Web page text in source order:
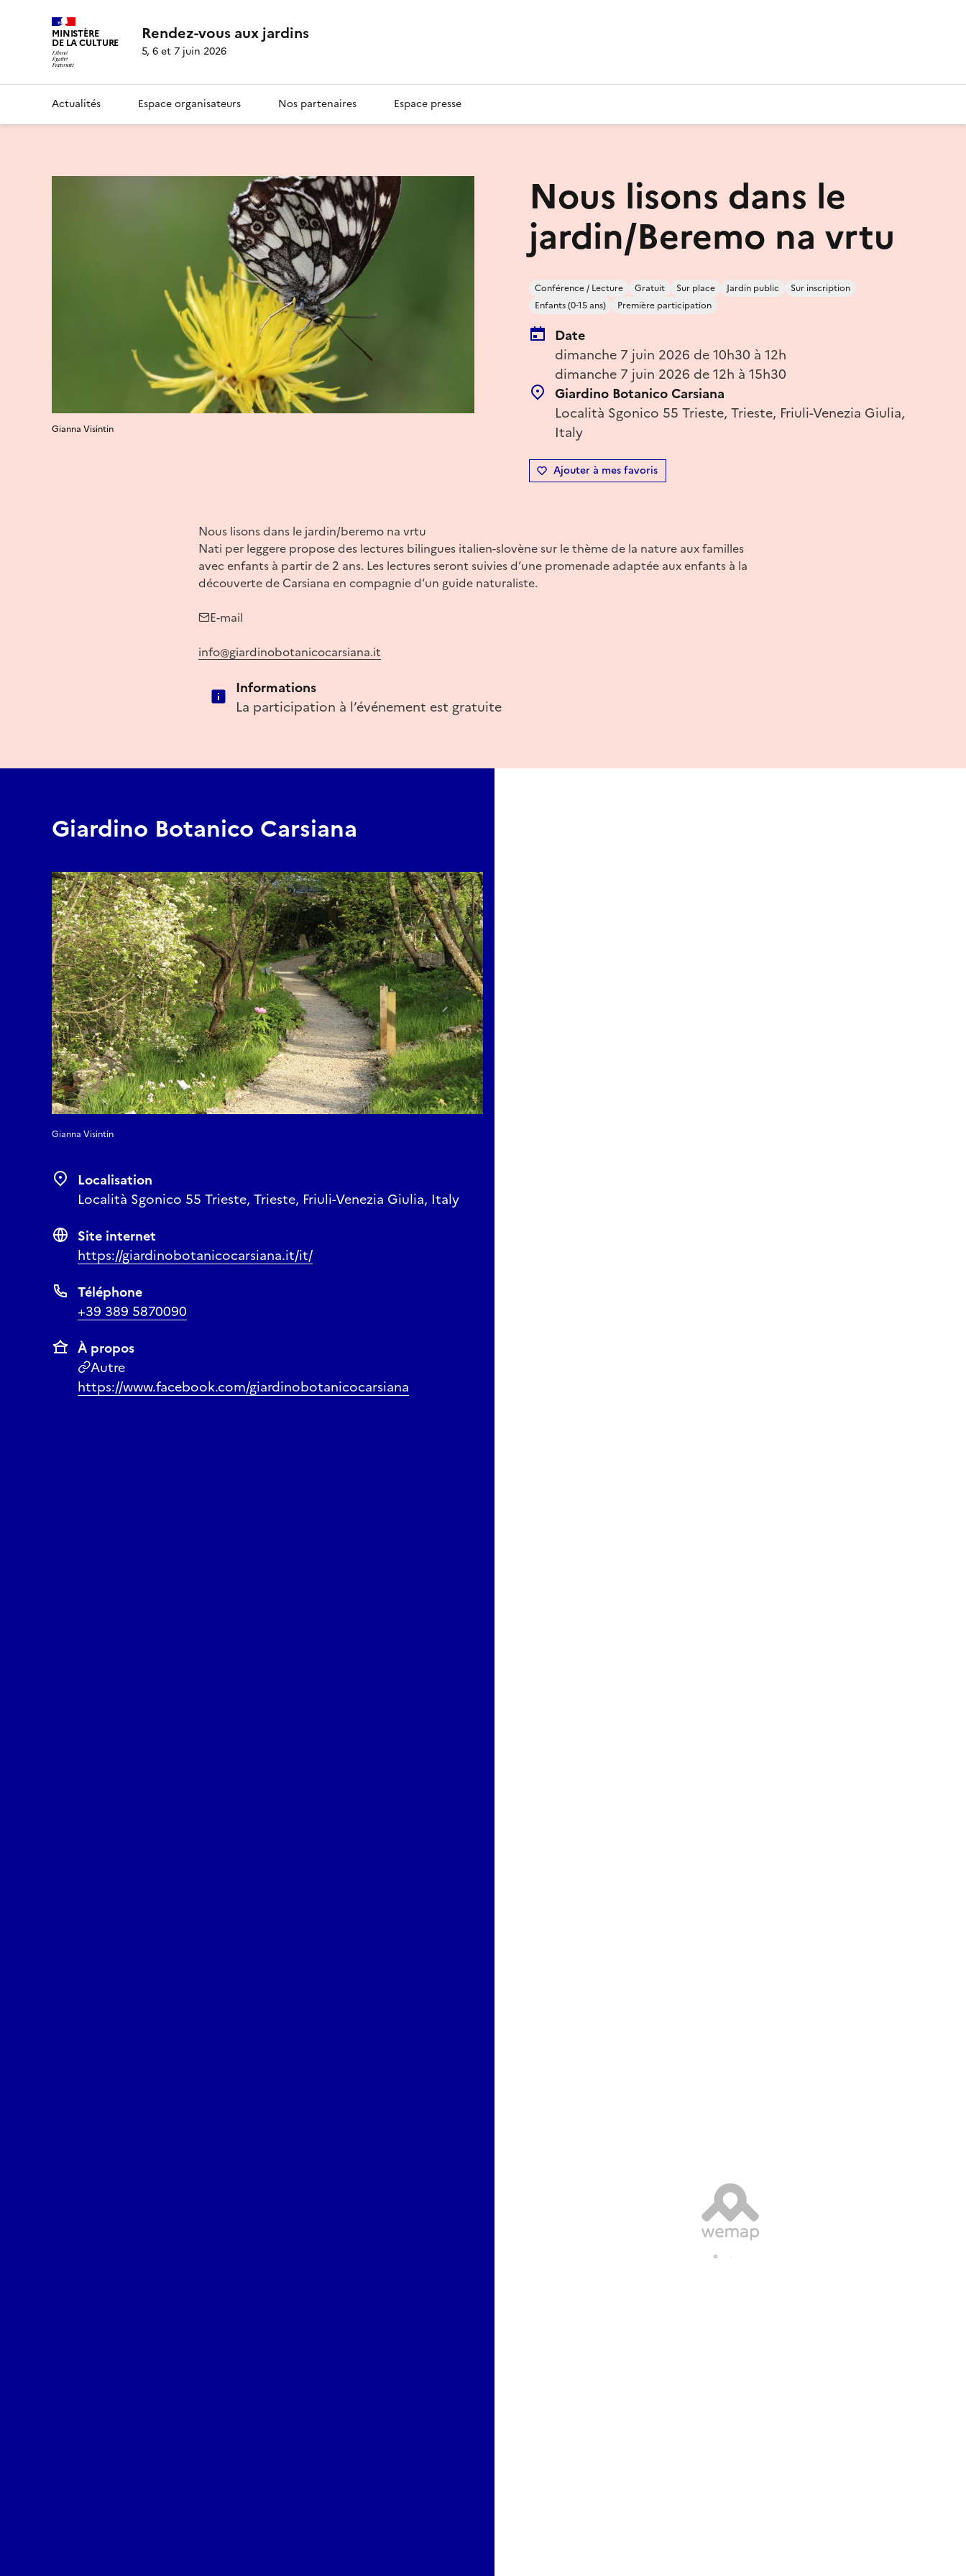
MINISTÈRE
DE LA CULTURE Rendez-vous aux jardins
5, 6 et 7 juin 2026
Actualités Espace organisateurs Nos partenaires Espace presse
Nous lisons dans le
jardin/Beremo na vrtu
Conférence / Lecture Gratuit Sur place Jardin public
Sur inscription
Enfants (0-15 ans)
Première participation
Date
dimanche 7 juin 2026 de 10h30 à 12h
dimanche 7 juin 2026 de 12h à 15h30
Giardino Botanico Carsiana
Località Sgonico 55 Trieste, Trieste, Friuli-Venezia Giulia,
Italy
Ajouter à mes favoris
Gianna Visintin
Nous lisons dans le jardin/beremo na vrtu
Nati per leggere propose des lectures bilingues italien-slovène sur le thème de la nature aux familles
avec enfants à partir de 2 ans. Les lectures seront suivies d’une promenade adaptée aux enfants à la
découverte de Carsiana en compagnie d’un guide naturaliste.
E-mail
info@giardinobotanicocarsiana.it
Informations
La participation à l’événement est gratuite
Giardino Botanico Carsiana
Gianna Visintin
Localisation
Località Sgonico 55 Trieste, Trieste, Friuli-Venezia Giulia, Italy
Site internet
https://giardinobotanicocarsiana.it/it/
Téléphone
+39 389 5870090
À propos
Autre
https://www.facebook.com/giardinobotanicocarsiana